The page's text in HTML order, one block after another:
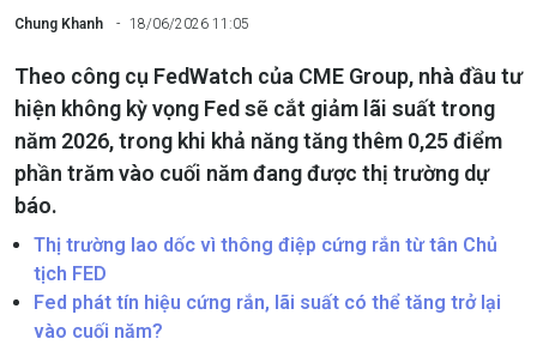
Chung Khanh 18/06/2026 11:05
Theo công cụ FedWatch của CME Group, nhà đầu tư
hiện không kỳ vọng Fed sẽ cắt giảm lãi suất trong
năm 2026, trong khi khả năng tăng thêm 0,25 điểm
phần trăm vào cuối năm đang được thị trường dự
báo.
Thị trường lao dốc vì thông điệp cứng rắn từ tân Chủ
tịch FED
Fed phát tín hiệu cứng rắn, lãi suất có thể tăng trở lại
vào cuối năm?